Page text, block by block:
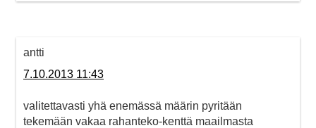
antti
7.10.2013 11:43
valitettavasti yhä enemässä määrin pyritään
tekemään vakaa rahanteko-kenttä maailmasta